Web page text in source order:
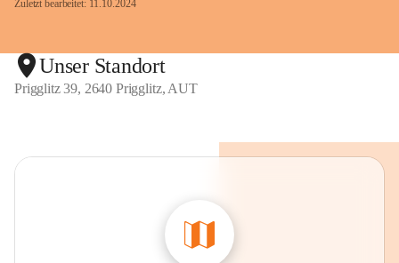
Zuletzt bearbeitet: 11.10.2024
Unser Standort
Prigglitz 39, 2640 Prigglitz, AUT